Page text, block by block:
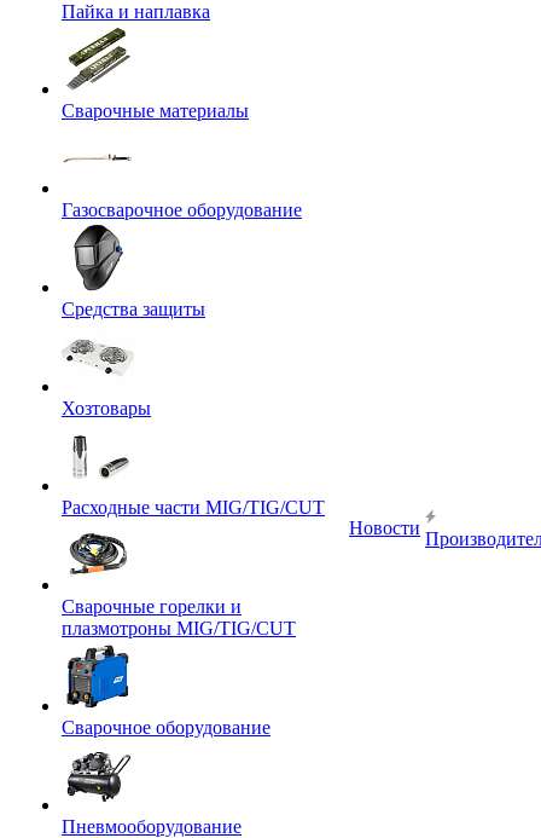
Пайка и наплавка
Сварочные материалы
Газосварочное оборудование
Средства защиты
Хозтовары
Расходные части MIG/TIG/CUT
Сварочные горелки и
плазмотроны MIG/TIG/CUT
Сварочное оборудование
Пневмооборудование
Новости